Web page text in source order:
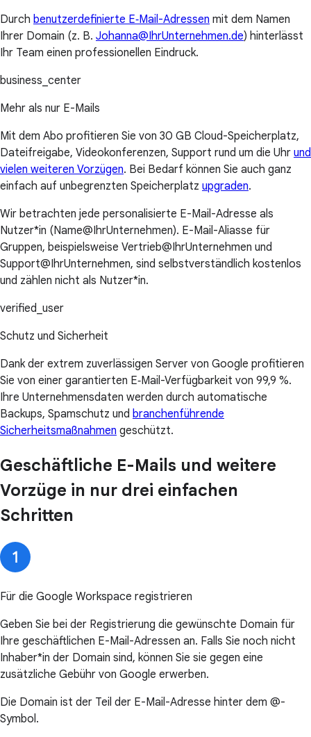
Durch benutzerdefinierte E‑Mail-Adressen mit dem Namen
Ihrer Domain (z. B. Johanna@IhrUnternehmen.de) hinterlässt
Ihr Team einen professionellen Eindruck.
business_center
Mehr als nur E-Mails
Mit dem Abo profitieren Sie von 30 GB Cloud-Speicherplatz,
Dateifreigabe, Videokonferenzen, Support rund um die Uhr und
vielen weiteren Vorzügen. Bei Bedarf können Sie auch ganz
einfach auf unbegrenzten Speicherplatz upgraden.
Wir betrachten jede personalisierte E-Mail-Adresse als
Nutzer*in (Name@IhrUnternehmen). E-Mail-Aliasse für
Gruppen, beispielsweise Vertrieb@IhrUnternehmen und
Support@IhrUnternehmen, sind selbstverständlich kostenlos
und zählen nicht als Nutzer*in.
verified_user
Schutz und Sicherheit
Dank der extrem zuverlässigen Server von Google profitieren
Sie von einer garantierten E‑Mail-Verfügbarkeit von 99,9 %.
Ihre Unternehmensdaten werden durch automatische
Backups, Spamschutz und branchenführende
Sicherheitsmaßnahmen geschützt.
Geschäftliche E-Mails und weitere
Vorzüge in nur drei einfachen
Schritten
Für die Google Workspace registrieren
Geben Sie bei der Registrierung die gewünschte Domain für
Ihre geschäftlichen E-Mail-Adressen an. Falls Sie noch nicht
Inhaber*in der Domain sind, können Sie sie gegen eine
zusätzliche Gebühr von Google erwerben.
Die Domain ist der Teil der E-Mail-Adresse hinter dem @-
Symbol.